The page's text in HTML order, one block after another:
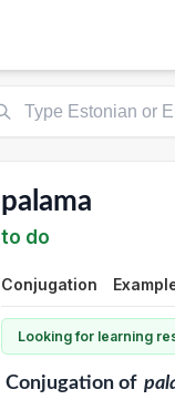
palama
to do
Conjugation
Looking for learning
Conjugationof